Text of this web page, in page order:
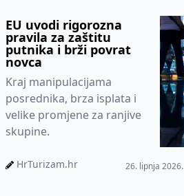
EU uvodi rigorozna
pravila za zaštitu
putnika i brži povrat
novca
Kraj manipulacijama
posrednika, brza isplata i
velike promjene za ranjive
skupine.
HrTurizam.hr 26. lipnja 2026.